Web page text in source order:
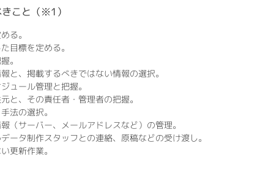
こと（※1）
る。
目標を定める。
。
と、掲載するべきではない情報の選択。
ュール管理と把握。
と、その責任者・管理者の把握。
法の選択。
（サーバー、メールアドレスなど）の管理。
ータ制作スタッフとの連絡、原稿などの受け渡し。
更新作業。